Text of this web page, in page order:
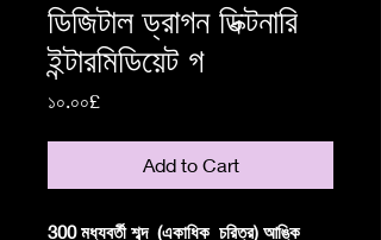
ডিজিটাল ড্রাগন ডিক্টনারি
ইন্টারমিডিয়েট গ
১০.০০£Price
Add to Cart
300 মধ্যবর্তী শব্দ (একাধিক চরিত্র) আঙ্কি